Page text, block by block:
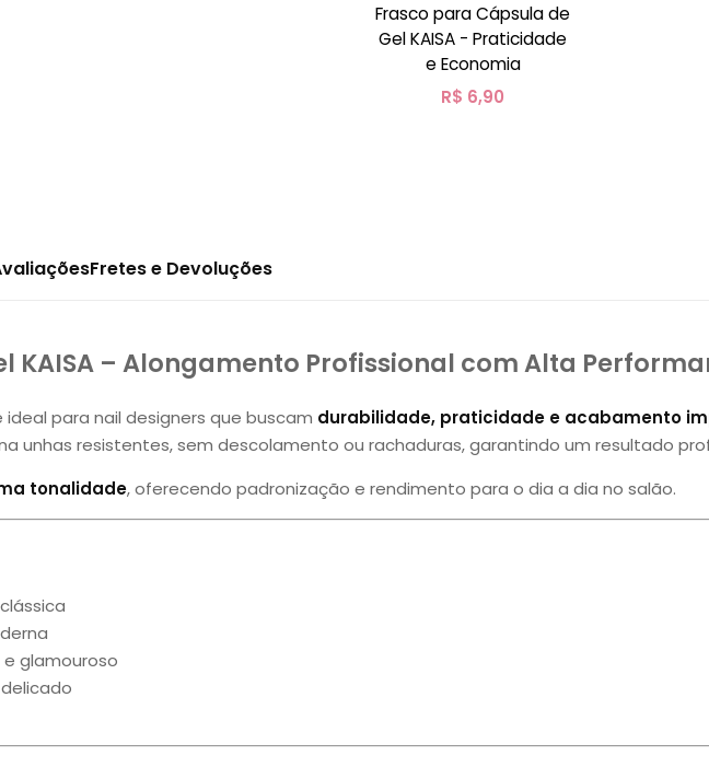
Frasco para Cápsula de
Gel KAISA - Praticidade
e Economia
R$ 6,90
Fretes e Devoluções
KAISA – Alongamento Profissional com Alta
ideal para nail designers que buscam durabilidade, praticidade e acabamento
unhas resistentes, sem descolamento ou rachaduras, garantindo um resultado
tonalidade, oferecendo padronização e rendimento para o dia a dia no salão.
e glamouroso